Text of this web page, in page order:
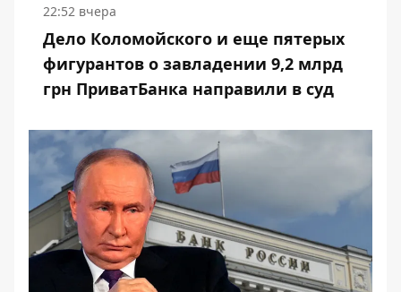
22:52 вчера
Дело Коломойского и еще пятерых
фигурантов о завладении 9,2 млрд
грн ПриватБанка направили в суд